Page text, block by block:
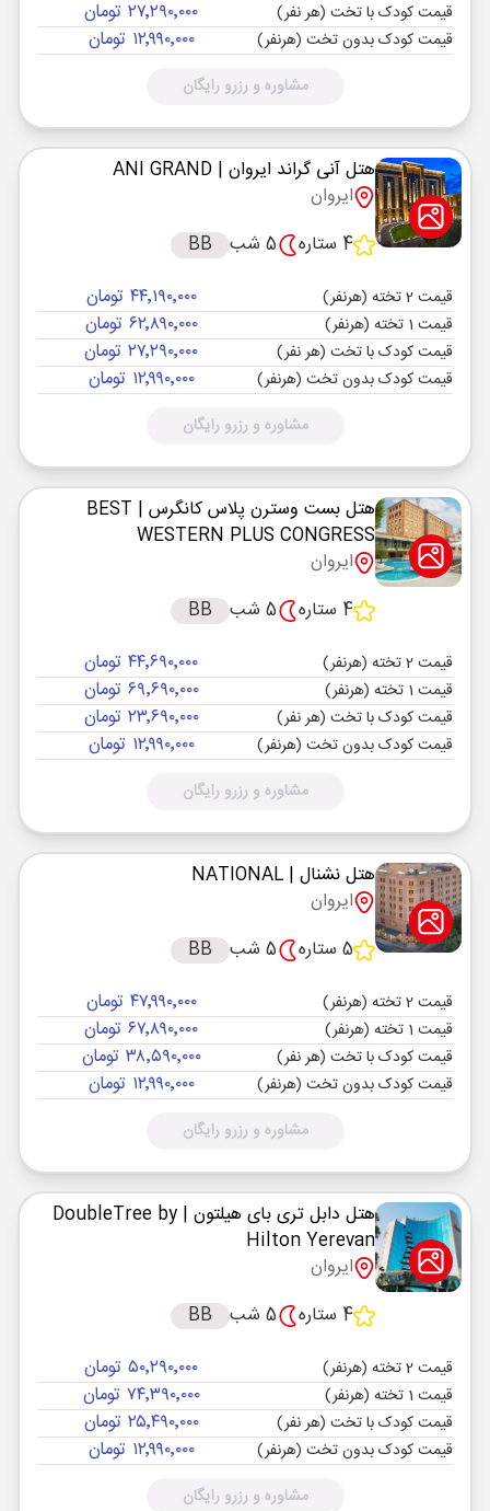
قیمت کودک با تخت (هر نفر) ۲۷٬۲۹۰٬۰۰۰ تومان
قیمت کودک بدون تخت (هرنفر) ۱۲٬۹۹۰٬۰۰۰ تومان
مشاوره و رزرو رایگان
هتل آنی گراند ایروان | ANI GRAND
ایروان
4 ستاره
5 شب BB
قیمت 2 تخته (هرنفر) ۴۴٬۱۹۰٬۰۰۰ تومان
قیمت 1 تخته (هرنفر) ۶۲٬۸۹۰٬۰۰۰ تومان
قیمت کودک با تخت (هر نفر) ۲۷٬۲۹۰٬۰۰۰ تومان
قیمت کودک بدون تخت (هرنفر) ۱۲٬۹۹۰٬۰۰۰ تومان
مشاوره و رزرو رایگان
هتل بست وسترن پلاس کانگرس | BEST
WESTERN PLUS CONGRESS
ایروان
4 ستاره
5 شب BB
قیمت 2 تخته (هرنفر) ۴۴٬۶۹۰٬۰۰۰ تومان
قیمت 1 تخته (هرنفر) ۶۹٬۶۹۰٬۰۰۰ تومان
قیمت کودک با تخت (هر نفر) ۲۳٬۶۹۰٬۰۰۰ تومان
قیمت کودک بدون تخت (هرنفر) ۱۲٬۹۹۰٬۰۰۰ تومان
مشاوره و رزرو رایگان
هتل نشنال | NATIONAL
ایروان
5 ستاره
5 شب BB
قیمت 2 تخته (هرنفر) ۴۷٬۹۹۰٬۰۰۰ تومان
قیمت 1 تخته (هرنفر) ۶۷٬۸۹۰٬۰۰۰ تومان
قیمت کودک با تخت (هر نفر) ۳۸٬۵۹۰٬۰۰۰ تومان
قیمت کودک بدون تخت (هرنفر) ۱۲٬۹۹۰٬۰۰۰ تومان
مشاوره و رزرو رایگان
هتل دابل تری بای هیلتون | DoubleTree by
Hilton Yerevan
ایروان
4 ستاره
5 شب BB
قیمت 2 تخته (هرنفر) ۵۰٬۲۹۰٬۰۰۰ تومان
قیمت 1 تخته (هرنفر) ۷۴٬۳۹۰٬۰۰۰ تومان
قیمت کودک با تخت (هر نفر) ۲۵٬۴۹۰٬۰۰۰ تومان
قیمت کودک بدون تخت (هرنفر) ۱۲٬۹۹۰٬۰۰۰ تومان
مشاوره و رزرو رایگان